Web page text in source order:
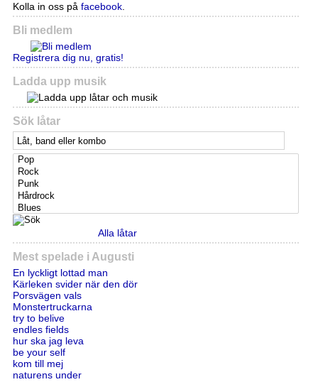
Kolla in oss på facebook.
Bli medlem
Registrera dig nu, gratis!
Ladda upp musik
Sök låtar
Alla låtar
Mest spelade i Augusti
En lyckligt lottad man
Kärleken svider när den dör
Porsvägen vals
Monstertruckarna
try to belive
endles fields
hur ska jag leva
be your self
kom till mej
naturens under